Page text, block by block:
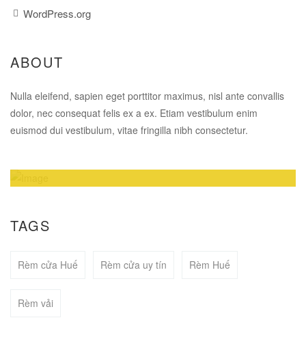
WordPress.org
ABOUT
Nulla eleifend, sapien eget porttitor maximus, nisl ante convallis
dolor, nec consequat felis ex a ex. Etiam vestibulum enim
euismod dui vestibulum, vitae fringilla nibh consectetur.
BUY NOW
TAGS
Rèm cửa Huế Rèm cửa uy tín Rèm Huế
Rèm vải